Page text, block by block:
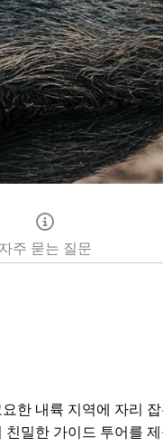
자주 묻는 질문
한 내륙 지역에 자리
밀한 가이드 투어를